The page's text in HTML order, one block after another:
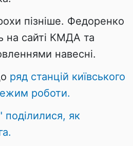
пізніше. Федоренко
на сайті КМДА та
навесні.
ряд станцій київського
роботи.
поділилися, як